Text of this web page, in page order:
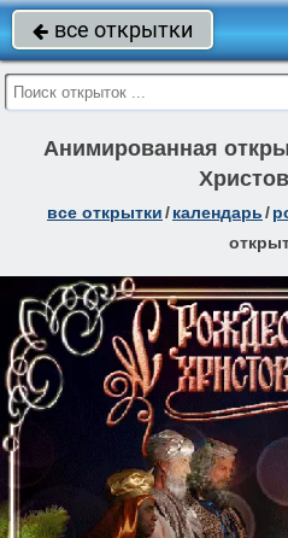
 все открытки
Анимированная
все открытки/календарь/